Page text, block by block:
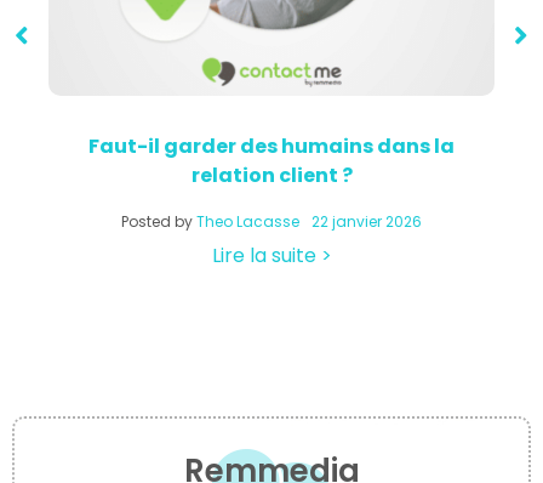
Faut-il garder des humains dans la
relation client ?
Posted byTheo Lacasse 22 janvier 2026
Lire la suite >
Remmedia